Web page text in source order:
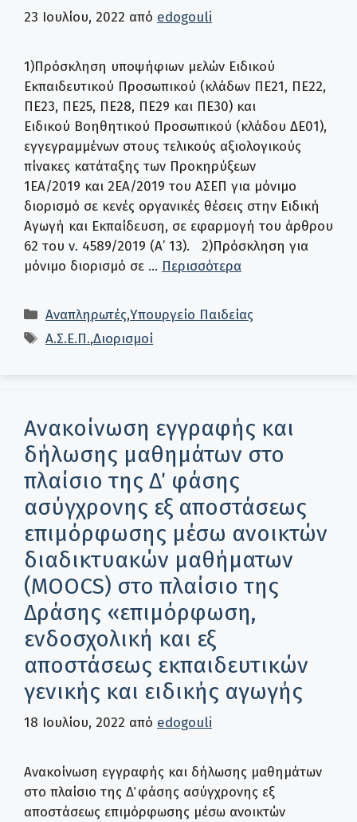
23 Ιουλίου, 2022 από edogouli
1)Πρόσκληση υποψήφιων μελών Ειδικού
Εκπαιδευτικού Προσωπικού (κλάδων ΠΕ21, ΠΕ22,
ΠΕ23, ΠΕ25, ΠΕ28, ΠΕ29 και ΠΕ30) και
Ειδικού Βοηθητικού Προσωπικού (κλάδου ΔΕ01),
εγγεγραμμένων στους τελικούς αξιολογικούς
πίνακες κατάταξης των Προκηρύξεων
1ΕΑ/2019 και 2ΕΑ/2019 του ΑΣΕΠ για μόνιμο
διορισμό σε κενές οργανικές θέσεις στην Ειδική
Αγωγή και Εκπαίδευση, σε εφαρμογή του άρθρου
62 του ν. 4589/2019 (Α’ 13). 2)Πρόσκληση για
μόνιμο διορισμό σε … Περισσότερα
Κατηγορίες
Αναπληρωτές,Υπουργείο Παιδείας
Ετικέτες
Α.Σ.Ε.Π.,Διορισμοί
Ανακοίνωση εγγραφής και
δήλωσης μαθημάτων στο
πλαίσιο της Δ΄ φάσης
ασύγχρονης εξ αποστάσεως
επιμόρφωσης μέσω ανοικτών
διαδικτυακών μαθήματων
(ΜOOCS) στο πλαίσιο της
Δράσης «επιμόρφωση,
ενδοσχολική και εξ
αποστάσεως εκπαιδευτικών
γενικής και ειδικής αγωγής
18 Ιουλίου, 2022 από edogouli
Ανακοίνωση εγγραφής και δήλωσης μαθημάτων
στο πλαίσιο της Δ΄ φάσης ασύγχρονης εξ
αποστάσεως επιμόρφωσης μέσω ανοικτών